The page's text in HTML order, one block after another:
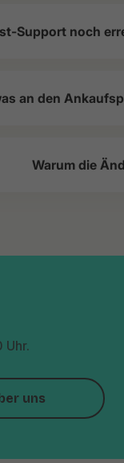
Support noch
an den
Warum die
Uhr.
uns